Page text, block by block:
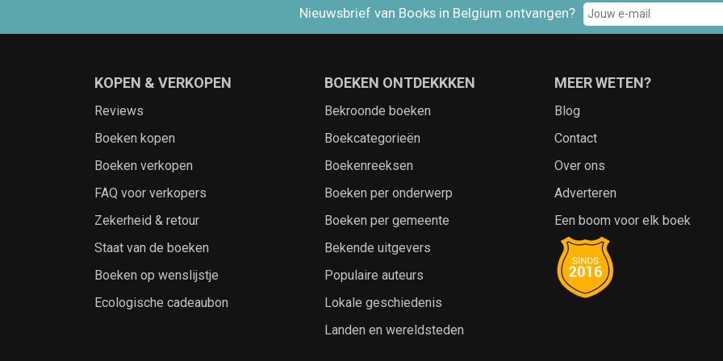
Nieuwsbrief van Books in Belgium ontvangen?
KOPEN & VERKOPEN
Reviews
Boeken kopen
Boeken verkopen
FAQ voor verkopers
Zekerheid & retour
Staat van de boeken
Boeken op wenslijstje
Ecologische cadeaubon
BOEKEN ONTDEKKKEN
Bekroonde boeken
Boekcategorieën
Boekenreeksen
Boeken per onderwerp
Boeken per gemeente
Bekende uitgevers
Populaire auteurs
Lokale geschiedenis
Landen en wereldsteden
MEER WETEN?
Blog
Contact
Over ons
Adverteren
Een boom voor elk boek